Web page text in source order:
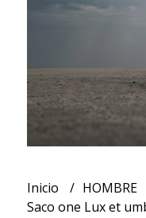
Inicio HOMBRE
Saco one Lux et